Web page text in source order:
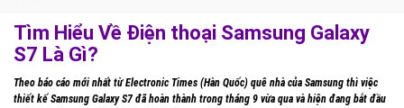
Tìm Hiểu Về Điện thoại Samsung Galaxy
S7 Là Gì?
Theo báo cáo mới nhất từ Electronic Times (Hàn Quốc) quê nhà của Samsung thì việc
thiết kế Samsung Galaxy S7 đã hoàn thành trong tháng 9 vừa qua và hiện đang bắt đầu